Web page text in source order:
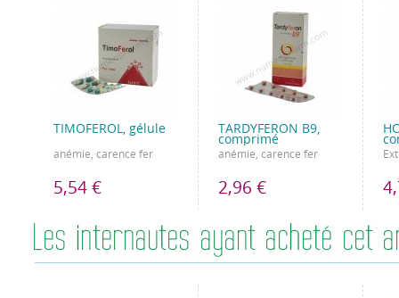
TIMOFEROL, gélule
anémie, carence fer
5,54 €
TARDYFERON B9,
comprimé
anémie, carence fer
2,96 €